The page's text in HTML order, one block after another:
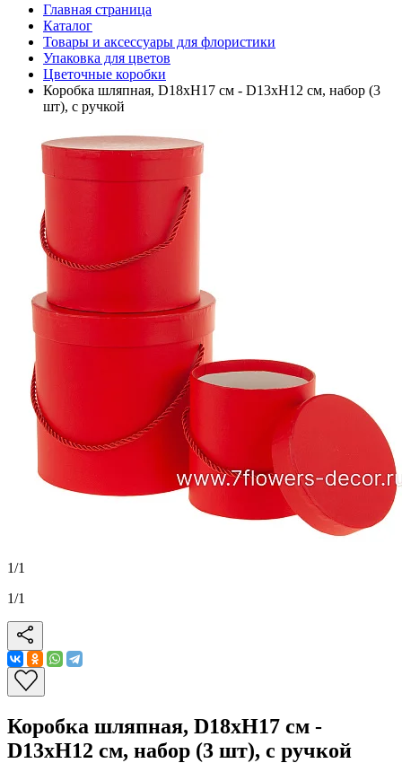
Главная страница
Каталог
Товары и аксессуары для флористики
Упаковка для цветов
Цветочные коробки
Коробка шляпная, D18xH17 см - D13xH12 см, набор (3
шт), с ручкой
1/1
1/1
Коробка шляпная, D18xH17 см -
D13xH12 см, набор (3 шт), с ручкой